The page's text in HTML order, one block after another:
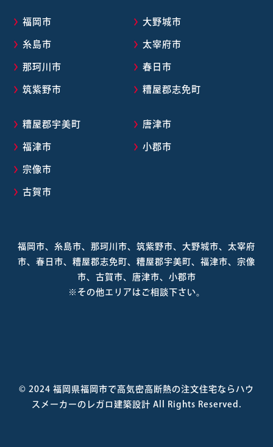
福岡市
糸島市
那珂川市
筑紫野市
大野城市
太宰府市
春日市
糟屋郡志免町
糟屋郡宇美町
福津市
宗像市
古賀市
唐津市
小郡市
福岡市、糸島市、那珂川市、筑紫野市、大野城市、太宰府
市、春日市、糟屋郡志免町、糟屋郡宇美町、福津市、宗像
市、古賀市、唐津市、小郡市
※その他エリアはご相談下さい。
© 2024 福岡県福岡市で高気密高断熱の注文住宅ならハウ
スメーカーのレガロ建築設計 All Rights Reserved.